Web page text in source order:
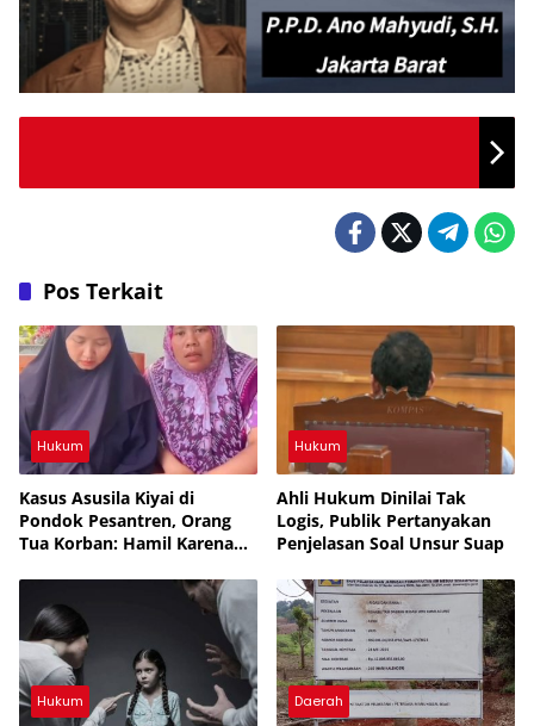
Pos Terkait
Hukum
Kasus Asusila Kiyai di
Pondok Pesantren, Orang
Tua Korban: Hamil Karena
Rakyat yang Bodoh
Hukum
Ahli Hukum Dinilai Tak
Logis, Publik Pertanyakan
Penjelasan Soal Unsur Suap
Hukum Daerah